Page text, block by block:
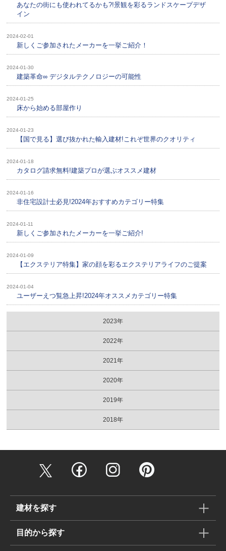
あなたの街にも使われてるかも?!景観を彩るランドスケープデザ
イン
2024-02-01
新しくご参加されたメーカーを一挙ご紹介！
2024-01-30
建築革命∞ デジタルテクノロジーの可能性
2024-01-25
床から始める部屋作り
2024-01-23
【国で見る】選び抜かれた輸入建材!これぞ世界のクオリティ
2024-01-18
カタログ請求無料!建築プロが選ぶオススメ建材
2024-01-16
非住宅設計士必見!2024年おすすめカテゴリー特集
2024-01-11
新しくご参加されたメーカーを一挙ご紹介!
2024-01-09
【エクステリア特集】家の顔を彩るエクステリアライフのご提案
2024-01-04
ユーザーえつ覧急上昇!2024年オススメカテゴリー特集
2023年
2022年
2021年
2020年
2019年
2018年
建材を探す
目的から探す